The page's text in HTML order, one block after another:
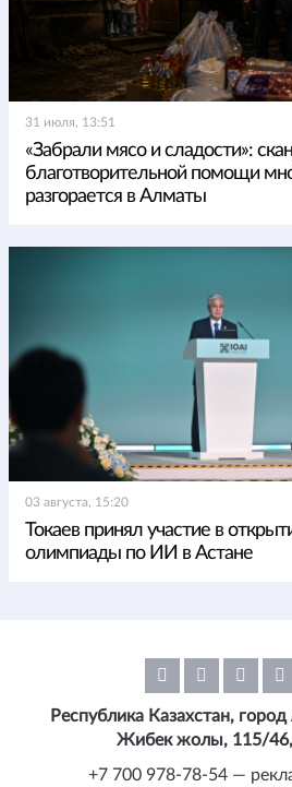
31 июля, 13:51
«Забрали мясо и сладости»:
благотворительной помощи
разгорается в Алматы
03 августа, 15:20
Токаев принял участие в
олимпиады по ИИ в Астане
Республика Казахстан,
Жибек жолы, 115/
+7 700 978-78-54 —